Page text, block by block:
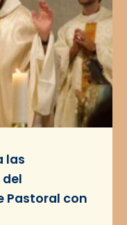
las
Pastoral con